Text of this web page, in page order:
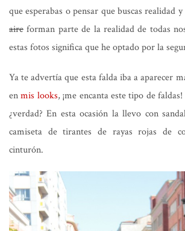
que esperabas o pensar que buscas realidad
aire forman parte de la realidad de todas
estas fotos significa que he optado por la
Ya te advertía que esta falda iba a aparecer
enmis looks, ¡me encanta este tipo de
¿verdad? En esta ocasión la llevo con
camiseta de tirantes de rayas rojas de
cinturón.